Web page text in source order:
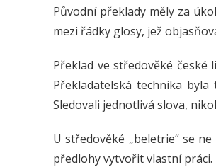
Původní překlady měly za
mezi řádky glosy, jež
Překlad ve středověké české
Překladatelská technika
Sledovali jednotlivá slova,
U středověké „beletrie“ se
předlohy vytvořit vlastní práci.